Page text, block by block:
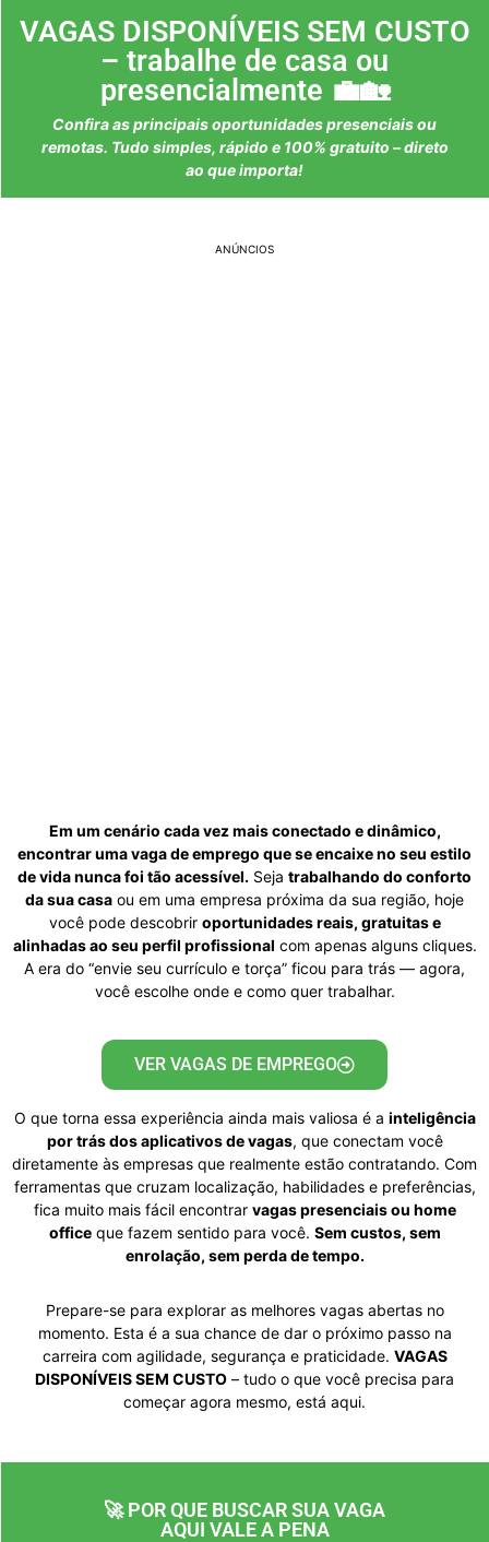
VAGAS DISPONÍVEIS SEM CUSTO
– trabalhe de casa ou
presencialmente 💼🏡
Confira as principais oportunidades presenciais ou
remotas. Tudo simples, rápido e 100% gratuito – direto
ao que importa!
ANÚNCIOS
Em um cenário cada vez mais conectado e dinâmico,
encontrar uma vaga de emprego que se encaixe no seu estilo
de vida nunca foi tão acessível. Seja trabalhando do conforto
da sua casa ou em uma empresa próxima da sua região, hoje
você pode descobrir oportunidades reais, gratuitas e
alinhadas ao seu perfil profissional com apenas alguns cliques.
A era do “envie seu currículo e torça” ficou para trás — agora,
você escolhe onde e como quer trabalhar.
VER VAGAS DE EMPREGO
O que torna essa experiência ainda mais valiosa é a inteligência
por trás dos aplicativos de vagas, que conectam você
diretamente às empresas que realmente estão contratando. Com
ferramentas que cruzam localização, habilidades e preferências,
fica muito mais fácil encontrar vagas presenciais ou home
officeque fazem sentido para você. Sem custos, sem
enrolação, sem perda de tempo.
Prepare-se para explorar as melhores vagas abertas no
momento. Esta é a sua chance de dar o próximo passo na
carreira com agilidade, segurança e praticidade. VAGAS
DISPONÍVEIS SEM CUSTO – tudo o que você precisa para
começar agora mesmo, está aqui.
🚀 POR QUE BUSCAR SUA VAGA
AQUI VALE A PENA